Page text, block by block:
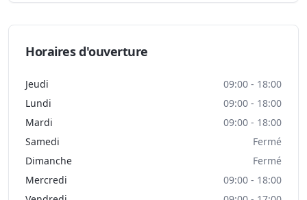
Horaires d'ouverture
Jeudi
09:00 - 18:00
Lundi
09:00 - 18:00
Mardi
09:00 - 18:00
Samedi
Fermé
Dimanche
Fermé
Mercredi
09:00 - 18:00